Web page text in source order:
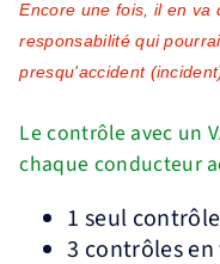
Encore une fois, il en va
responsabilité qui
presqu'accident
Le contrôle avec un
chaque conducteur
1 seul
3 contrôles